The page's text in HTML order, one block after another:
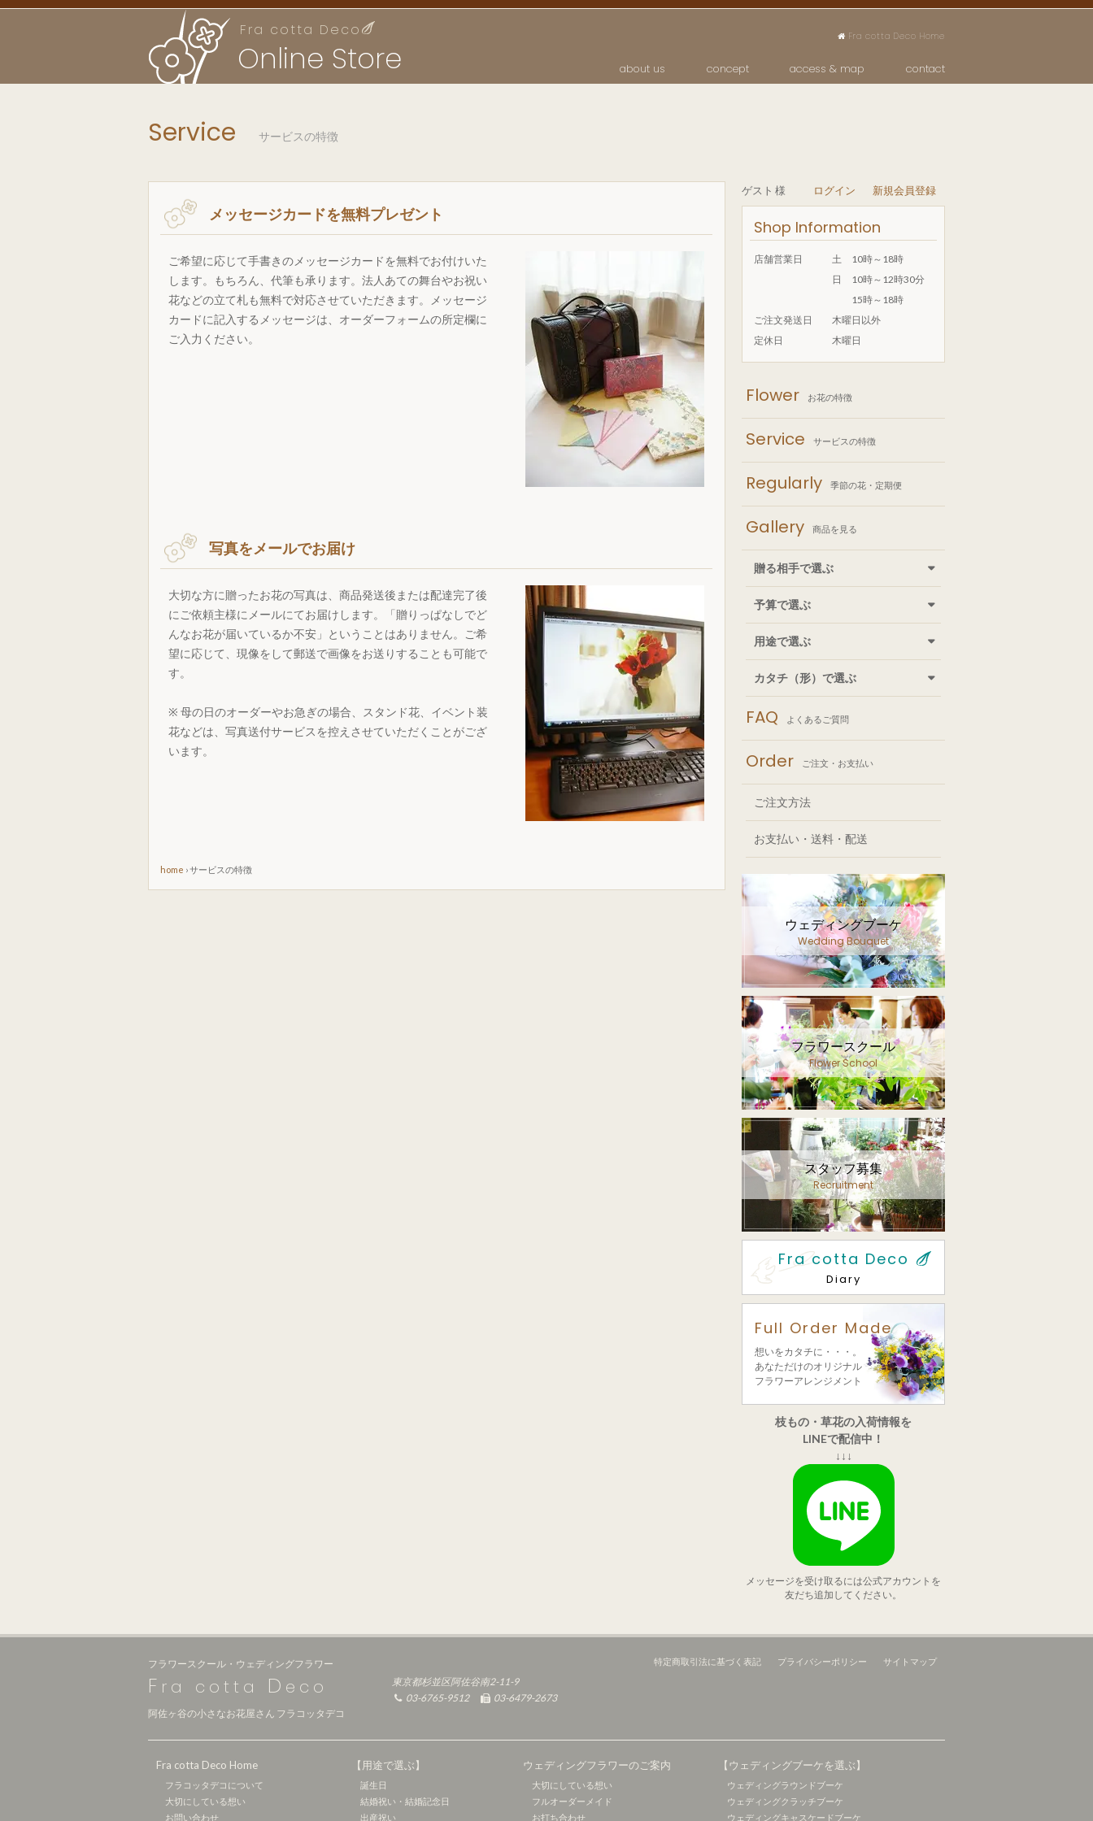
Fra cotta Deco
Online Store
Fra cotta Deco Home
about us concept access & map contact
Service サービスの特徴
メッセージカードを無料プレゼント
ご希望に応じて手書きのメッセージカードを無料でお付けいた
します。もちろん、代筆も承ります。法人あての舞台やお祝い
花などの立て札も無料で対応させていただきます。メッセージ
カードに記入するメッセージは、オーダーフォームの所定欄に
ご入力ください。
写真をメールでお届け
大切な方に贈ったお花の写真は、商品発送後または配達完了後
にご依頼主様にメールにてお届けします。「贈りっぱなしでど
んなお花が届いているか不安」ということはありません。ご希
望に応じて、現像をして郵送で画像をお送りすることも可能で
す。
※ 母の日のオーダーやお急ぎの場合、スタンド花、イベント装
花などは、写真送付サービスを控えさせていただくことがござ
います。
home ›サービスの特徴
ゲスト 様 ログイン 新規会員登録
Shop Information
店舗営業日
土 10時～18時
日 10時～12時30分
15時～18時
ご注文発送日
木曜日以外
定休日
木曜日
Flower お花の特徴
Service サービスの特徴
Regularly 季節の花・定期便
Gallery 商品を見る
贈る相手で選ぶ
予算で選ぶ
用途で選ぶ
カタチ（形）で選ぶ
FAQ よくあるご質問
Order ご注文・お支払い
ご注文方法
お支払い・送料・配送
ウェディングブーケ
Wedding Bouquet
フラワースクール
Flower School
スタッフ募集
Recruitment
Fra cotta Deco
Diary
Full Order Made
想いをカタチに・・・。
あなただけのオリジナル
フラワーアレンジメント
枝もの・草花の入荷情報を
LINEで配信中！
↓↓↓
メッセージを受け取るには公式アカウントを
友だち追加してください。
フラワースクール・ウェディングフラワー
F ra cotta D eco
阿佐ヶ谷の小さなお花屋さん フラコッタデコ
東京都杉並区阿佐谷南2-11-9
03-6765-9512
03-6479-2673
サイトマップ
プライバシーポリシー
特定商取引法に基づく表記
Fra cotta Deco Home
フラコッタデコについて
大切にしている想い
お問い合わせ
【用途で選ぶ】
誕生日
結婚祝い・結婚記念日
出産祝い
ウェディングフラワーのご案内
大切にしている想い
フルオーダーメイド
お打ち合わせ
【ウェディングブーケを選ぶ】
ウェディングラウンドブーケ
ウェディングクラッチブーケ
ウェディングキャスケードブーケ